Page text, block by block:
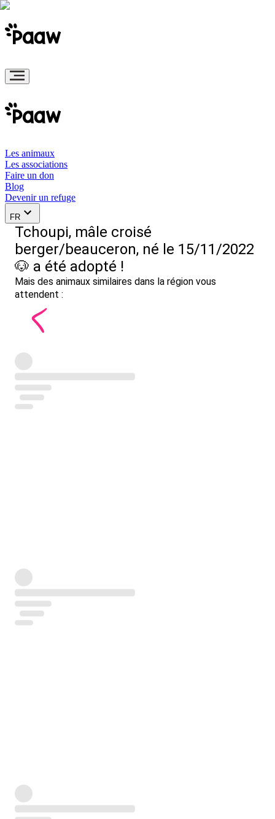
Les animaux
Les associations
Faire un don
Blog
Devenir un refuge
FR
Tchoupi, mâle croisé
berger/beauceron, né le 15/11/2022
🐶 a été adopté !
Mais des animaux similaires dans la région vous
attendent :